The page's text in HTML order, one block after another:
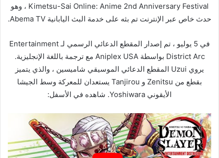
Kimetsu-Sai Online: Anime 2nd Anniversary Festival ، وهو
حدث خاص عبر الإنترنت تم بثه على خدمة البث اليابانية Abema TV.
في 5 يوليو ، تم إصدار المقطع الدعائي الرسمي لـ Entertainment
District Arc بواسطة Aniplex USA مع ترجمة باللغة الإنجليزية.
يروي Uzui المقطع الدعائي الموسيقي شاميسين ، والذي يتميز
بقطع من Zenitsu و Tanjirou يستعدان للمعركة وسط الجيشا
الأيقوني Yoshiwara. شاهده في الأسفل: